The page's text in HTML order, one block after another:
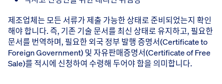
제조업체는 모든 서류가 제출 가능한 상태로 준비되었는지 확인
해야 합니다. 즉, 기존 기술 문서를 최신 상태로 유지하고, 필요한
문서를 번역하며, 필요한 외국 정부 발행 증명서(Certificate to
Foreign Government) 및 자유판매증명서(Certificate of Free
Sale)를 적시에 신청하여 수령해 두어야 함을 의미합니다.